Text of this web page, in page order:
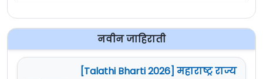
नवीन जाहिराती
[Talathi Bharti 2026] महाराष्ट्र राज्य